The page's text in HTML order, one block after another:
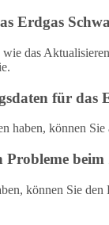
Erdgas
das
für das
haben, können
können Sie